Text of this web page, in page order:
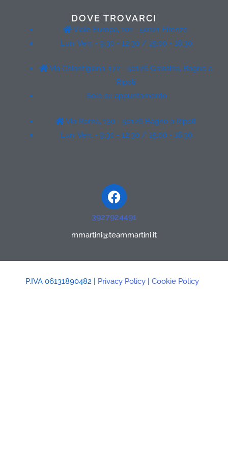
DOVE TROVARCI
Viale Europa, 101 - 50121 Firenze
Lun. Ven. - 9:30 - 12:30 / 15:00 - 18:30
Via Chiantigiana, 172 - 50126 Grassina, Bagno a
Ripoli
Solo su appuntamento
Via Roma, 130 - 50126 Bagno a Ripoli
Lun. Ven. - 9:30 - 12:30 / 15:00 - 18:30
Facebook
3927924491
mmartini@teammartini.it
P.IVA 06131890482 | Privacy Policy| Cookie Policy